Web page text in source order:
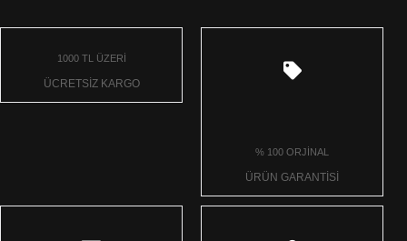
1000 TL ÜZERİ
ÜCRETSİZ KARGO
% 100 ORJİNAL
ÜRÜN GARANTİSİ